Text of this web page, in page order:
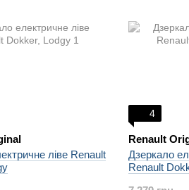
ліве Renault
4
Renault
Дзеркало
Renault